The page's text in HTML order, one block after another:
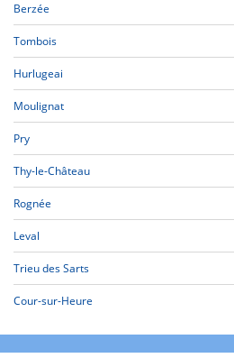
Berzée
Tombois
Hurlugeai
Moulignat
Pry
Thy-le-Château
Rognée
Leval
Trieu des Sarts
Cour-sur-Heure